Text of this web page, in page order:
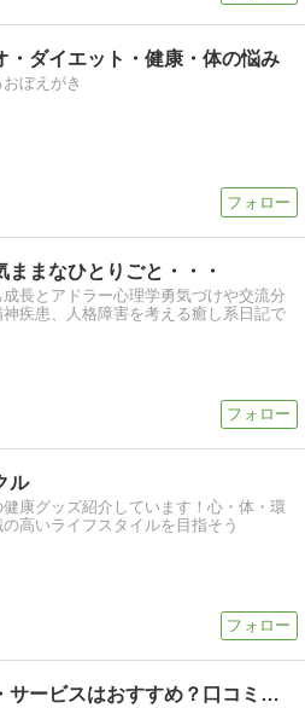
・ダイエット・健康・体の悩み
ぼえがき
ままなひとりごと・・・
長とアドラー心理学勇気づけや交流分
疾患、人格障害を考える癒し系日記で
ル
康グッズ紹介しています！心・体・環
高いライフスタイルを目指そう
ネット通販・サービスはおすすめ？口コミ評判情報局